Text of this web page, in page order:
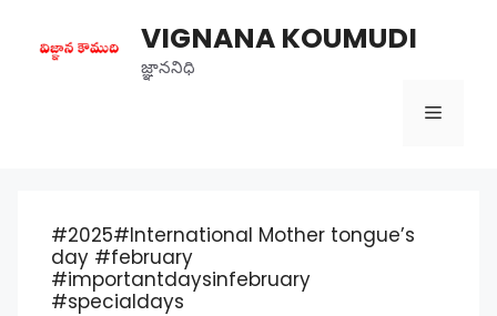
content
VIGNANA KOUMUDI
జ్ఞాననిధి
Menu
#2025#International Mother tongue’s
day #february
#importantdaysinfebruary
#specialdays